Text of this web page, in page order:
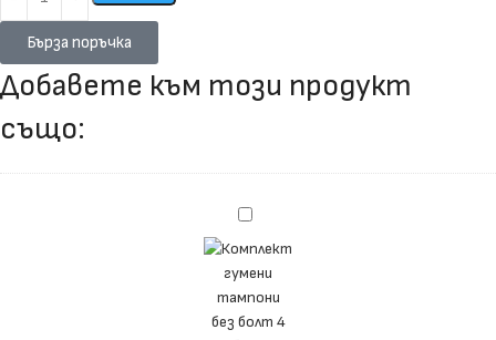
Бърза поръчка
Добавете към този продукт
също:
Комплект